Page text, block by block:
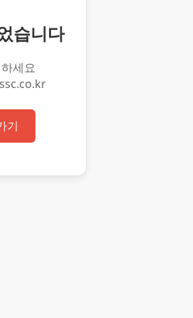
습니다
세요
기